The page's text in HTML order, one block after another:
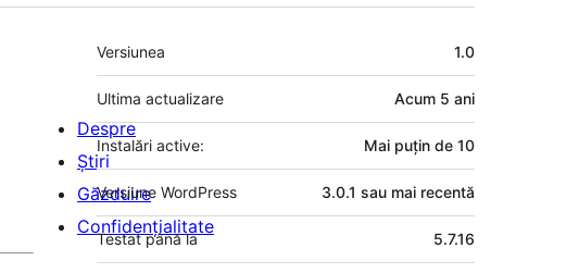
Meta
Versiunea 1.0
Ultima actualizare Acum 5 ani
Instalări active: Mai puțin de 10
Versiune WordPress 3.0.1 sau mai recentă
Testat până la 5.7.16
Despre
Știri
Găzduire
Confidențialitate